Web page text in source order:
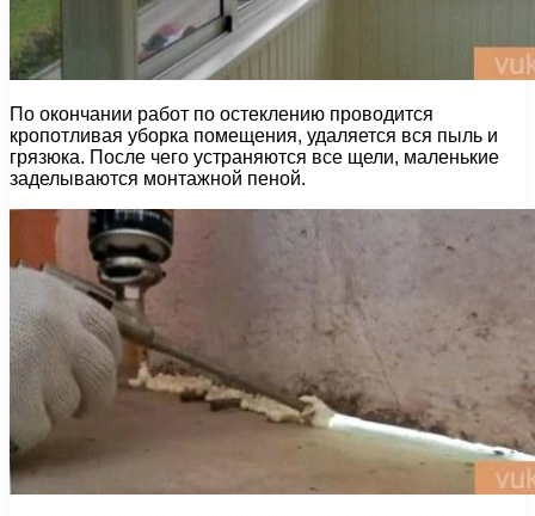
По окончании работ по остеклению проводится
кропотливая уборка помещения, удаляется вся пыль и
грязюка. После чего устраняются все щели, маленькие
заделываются монтажной пеной.